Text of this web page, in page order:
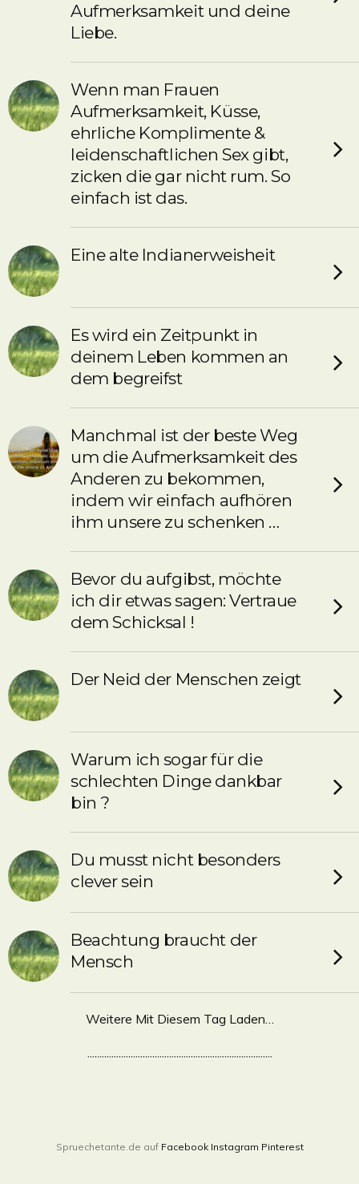
Aufmerksamkeit und deine
Liebe.
Wenn man Frauen
Aufmerksamkeit, Küsse,
ehrliche Komplimente &
leidenschaftlichen Sex gibt,
zicken die gar nicht rum. So
einfach ist das.
Eine alte Indianerweisheit
Es wird ein Zeitpunkt in
deinem Leben kommen an
dem begreifst
Manchmal ist der beste Weg
um die Aufmerksamkeit des
Anderen zu bekommen,
indem wir einfach aufhören
ihm unsere zu schenken …
Bevor du aufgibst, möchte
ich dir etwas sagen: Vertraue
dem Schicksal !
Der Neid der Menschen zeigt
Warum ich sogar für die
schlechten Dinge dankbar
bin ?
Du musst nicht besonders
clever sein
Beachtung braucht der
Mensch
Weitere Mit Diesem Tag Laden…
.............................................................................
Spruechetante.de auf Facebook Instagram Pinterest